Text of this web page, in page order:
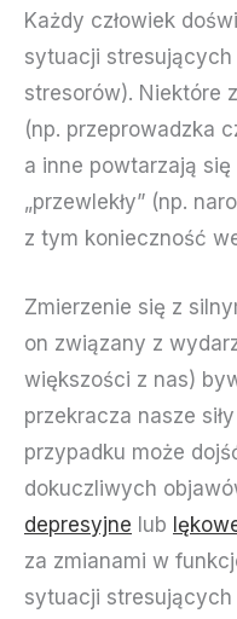
Każdy człowiek
sytuacji
stresorów). Niektóre
(np. przeprowadzka
a inne powtarzają
„przewlekły” (np.
z tym konieczność
Zmierzenie się z
on związany z
większości z nas)
przekracza nasze
przypadku może
dokuczliwych
depresyjne lub
za zmianami w
sytuacji